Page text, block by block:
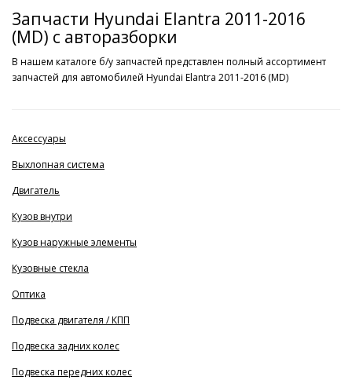
Запчасти Hyundai Elantra 2011-2016
(MD) с авторазборки
В нашем каталоге б/у запчастей представлен полный ассортимент
запчастей для автомобилей Hyundai Elantra 2011-2016 (MD)
Аксессуары
Выхлопная система
Двигатель
Кузов внутри
Кузов наружные элементы
Кузовные стекла
Оптика
Подвеска двигателя / КПП
Подвеска задних колес
Подвеска передних колес